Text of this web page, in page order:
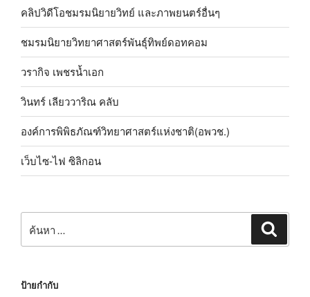
คลิปวิดีโอชมรมนิยายวิทย์ และภาพยนตร์อื่นๆ
ชมรมนิยายวิทยาศาสตร์พันธุ์ทิพย์ดอทคอม
วรากิจ เพชรน้ำเอก
วินทร์ เลียววาริณ คลับ
องค์การพิพิธภัณฑ์วิทยาศาสตร์แห่งชาติ(อพวช.)
เว็บไซ-ไฟ ซิลิกอน
ป้ายกำกับ